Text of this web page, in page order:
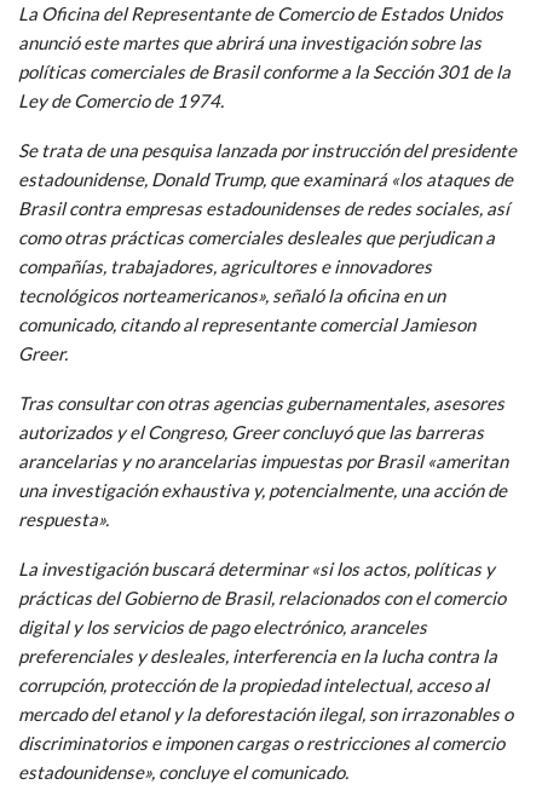
La Oficina del Representante de Comercio de Estados Unidos
anunció este martes que abrirá una investigación sobre las
políticas comerciales de Brasil conforme a la Sección 301 de la
Ley de Comercio de 1974.
Se trata de una pesquisa lanzada por instrucción del presidente
estadounidense, Donald Trump, que examinará «los ataques de
Brasil contra empresas estadounidenses de redes sociales, así
como otras prácticas comerciales desleales que perjudican a
compañías, trabajadores, agricultores e innovadores
tecnológicos norteamericanos», señaló la oficina en un
comunicado, citando al representante comercial Jamieson
Greer.
Tras consultar con otras agencias gubernamentales, asesores
autorizados y el Congreso, Greer concluyó que las barreras
arancelarias y no arancelarias impuestas por Brasil «ameritan
una investigación exhaustiva y, potencialmente, una acción de
respuesta».
La investigación buscará determinar «si los actos, políticas y
prácticas del Gobierno de Brasil, relacionados con el comercio
digital y los servicios de pago electrónico, aranceles
preferenciales y desleales, interferencia en la lucha contra la
corrupción, protección de la propiedad intelectual, acceso al
mercado del etanol y la deforestación ilegal, son irrazonables o
discriminatorios e imponen cargas o restricciones al comercio
estadounidense», concluye el comunicado.